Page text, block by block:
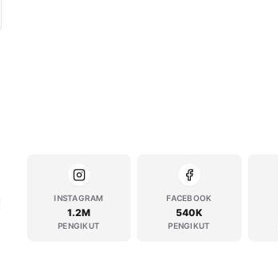
INSTAGRAM
1.2M
PENGIKUT
FACEBOOK
540K
PENGIKUT